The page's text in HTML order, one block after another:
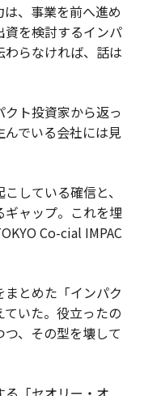
、事業を前へ進め
資を検討するインパ
らなければ、話は
ト投資家から返っ
でいる会社には見
している確信と、
ャップ。これを埋
Co-cial IMPAC
とめた「インパク
ていた。役立ったの
、その型を壊して